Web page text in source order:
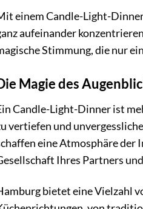
einem Candle-Light-
aufeinander
Stimmung, die nur
Magie des
Candle-Light-Dinner ist
vertiefen und
eine Atmosphäre der
Ihres Partners
bietet eine Vielzahl